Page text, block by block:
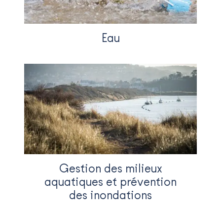
Eau
Gestion des milieux
aquatiques et prévention
des inondations